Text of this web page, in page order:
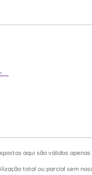
aqui são válidos
total ou parcial sem